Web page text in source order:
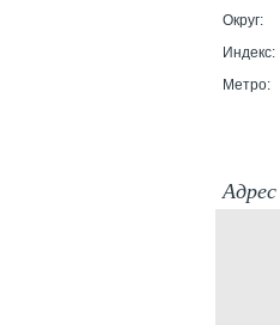
Округ:
Индекс:
Метро: